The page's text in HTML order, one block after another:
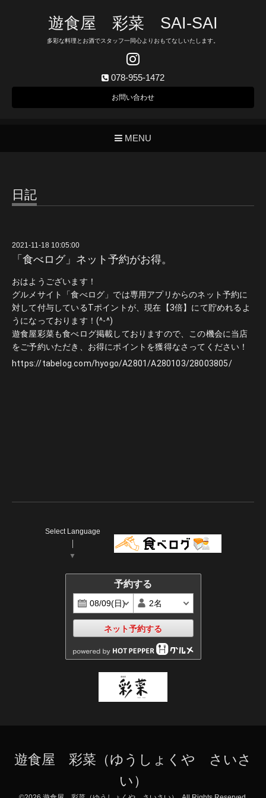
遊食屋 彩菜 SAI‐SAI
多彩な料理とお酒でスタッフ一同心よりおもてなしいたします。
078-955-1472
お問い合わせ
MENU
日記
2021-11-18 10:05:00
「食べログ」ネット予約がお得。
おはようございます！
グルメサイト「食べログ」では専用アプリからのネット予約に
対して付与しているTポイントが、現在【3倍】にて貯めれるよ
うになっております！(^-^)
遊食屋彩菜も食べログ掲載しておりますので、この機会に当店
をご予約いただき、お得にポイントを獲得なさってください！
https://tabelog.com/hyogo/A2801/A280103/28003805/
Select Language
▼
予約する
ネット予約する
遊食屋 彩菜（ゆうしょくや さいさ
い）